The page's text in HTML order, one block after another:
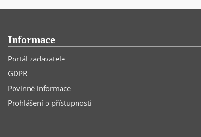
Informace
Portál zadavatele
GDPR
Povinné informace
Prohlášení o přístupnosti